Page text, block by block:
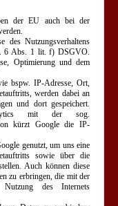
der EU auch bei der
des Nutzungsverhaltens
6 Abs. 1 lit. f) DSGVO.
Optimierung und dem
bspw. IP-Adresse, Ort,
werden dabei an
und dort gespeichert.
mit der sog.
kürzt Google die IP-
genutzt, um uns eine
sowie über die
Auch können diese
zu erbringen, die mit der
des Internets